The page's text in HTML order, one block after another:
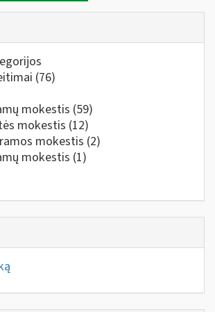
(76)
mokestis (59)
mokestis (12)
mokestis (2)
mokestis (1)